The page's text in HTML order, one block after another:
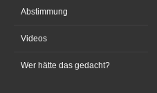
Abstimmung
Videos
Wer hätte das gedacht?